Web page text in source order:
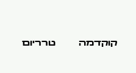
קוקדמה טרריום